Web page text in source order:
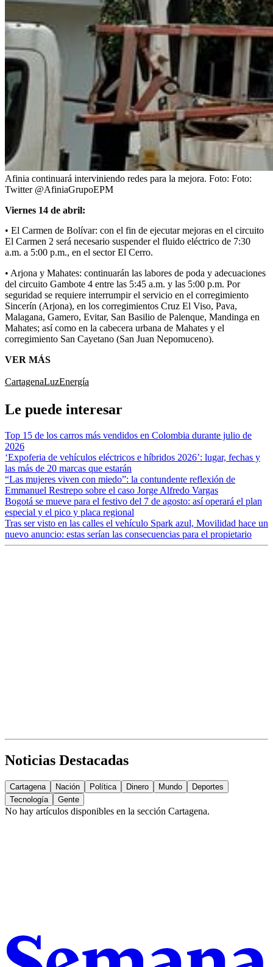
Afinia continuará interviniendo redes para la mejora. Foto: Foto:
Twitter @AfiniaGrupoEPM
Viernes 14 de abril:
• El Carmen de Bolívar: con el fin de ejecutar mejoras en el circuito
El Carmen 2 será necesario suspender el fluido eléctrico de 7:30
a.m. a 5:00 p.m., en el sector El Cerro.
• Arjona y Mahates: continuarán las labores de poda y adecuaciones
del circuito Gambote 4 entre las 5:45 a.m. y las 5:00 p.m. Por
seguridad se requiere interrumpir el servicio en el corregimiento
Sincerín (Arjona), en los corregimientos Cruz El Viso, Pava,
Malagana, Gamero, Evitar, San Basilio de Palenque, Mandinga en
Mahates; así como en la cabecera urbana de Mahates y el
corregimiento San Cayetano (San Juan Nepomuceno).
VER MÁS
CartagenaLuzEnergía
Le puede interesar
Top 15 de los carros más vendidos en Colombia durante julio de
2026
‘Expoferia de vehículos eléctricos e híbridos 2026’: lugar, fechas y
las más de 20 marcas que estarán
“Las mujeres viven con miedo”: la contundente reflexión de
Emmanuel Restrepo sobre el caso Jorge Alfredo Vargas
Bogotá se mueve para el festivo del 7 de agosto: así operará el plan
especial y el pico y placa regional
Tras ser visto en las calles el vehículo Spark azul, Movilidad hace un
nuevo anuncio: estas serían las consecuencias para el propietario
Noticias Destacadas
Cartagena Nación Política Dinero Mundo
Deportes
Tecnología
Gente
No hay artículos disponibles en la sección Cartagena.